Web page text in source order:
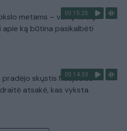
00:15:25
metams – vaikų teisių
ką būtina pasikalbėti
00:14:33
skųstis Naujosios
atsakė, kas vyksta